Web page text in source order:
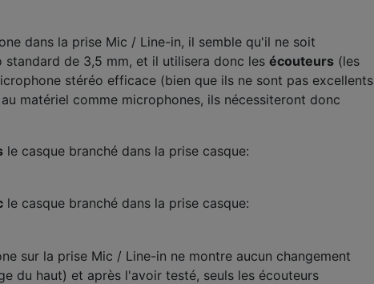
dans la prise Mic / Line-in, il semble qu'il ne soit
de 3,5 mm, et il utilisera donc les écouteurs (les
stéréo efficace (bien que ils ne sont pas excellents
matériel comme microphones, ils nécessiteront donc
le casque branché dans la prise casque:
le casque branché dans la prise casque:
sur la prise Mic / Line-in ne montre aucun changement
du haut) et après l'avoir testé, seuls les écouteurs